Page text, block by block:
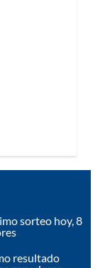
sorteo hoy, 8
resultado